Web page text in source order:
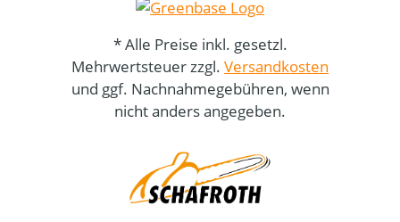
* Alle Preise inkl. gesetzl.
Mehrwertsteuer zzgl. Versandkosten
und ggf. Nachnahmegebühren, wenn
nicht anders angegeben.